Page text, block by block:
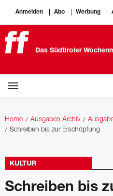
Anmelden Abo Werbung
Das Südtiroler
Home Ausgaben Archiv
Schreiben bis zur Erschöpfung
KULTUR
Schreiben bis